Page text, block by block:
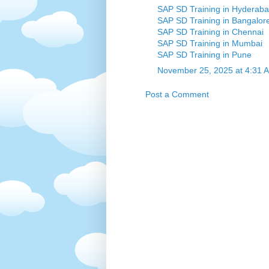
SAP SD Training in
SAP SD Training in
SAP SD Training in Chennai
SAP SD Training in Mumbai
SAP SD Training in Pune
November 25, 2025 at 4:31
Post a Comment